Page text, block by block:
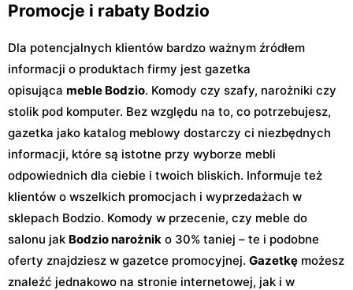
Promocje i rabaty Bodzio
Dla potencjalnych klientów bardzo ważnym źródłem
informacji o produktach firmy jest gazetka
opisująca meble Bodzio. Komody czy szafy, narożniki czy
stolik pod komputer. Bez względu na to, co potrzebujesz,
gazetka jako katalog meblowy dostarczy ci niezbędnych
informacji, które są istotne przy wyborze mebli
odpowiednich dla ciebie i twoich bliskich. Informuje też
klientów o wszelkich promocjach i wyprzedażach w
sklepach Bodzio. Komody w przecenie, czy meble do
salonu jak Bodzio narożnik o 30% taniej – te i podobne
oferty znajdziesz w gazetce promocyjnej. Gazetkę możesz
znaleźć jednakowo na stronie internetowej, jak i w